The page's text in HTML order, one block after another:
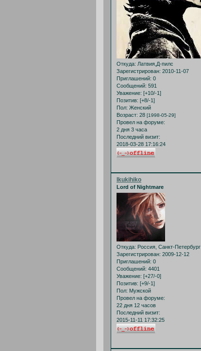
Откуда: Латвия,Д-пилс
Зарегистрирован: 2010-11-07
Приглашений: 0
Сообщений: 591
Уважение: [+10/-1]
Позитив: [+8/-1]
Пол: Женский
Возраст: 28 [1998-05-29]
Провел на форуме:
2 дня 3 часа
Последний визит:
2018-03-28 17:16:24
Ikukihiko
Lord of Nightmare
Откуда: Россия, Санкт-Петербург
Зарегистрирован: 2009-12-12
Приглашений: 0
Сообщений: 4401
Уважение: [+27/-0]
Позитив: [+9/-1]
Пол: Мужской
Провел на форуме:
22 дня 12 часов
Последний визит:
2015-11-11 17:32:25